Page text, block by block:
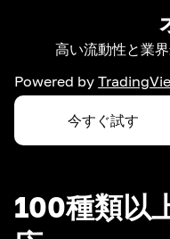
高い流動性と業
Powered by
今すぐ試す
100種類以